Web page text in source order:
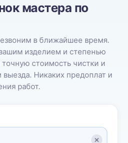
мастера по
в ближайшее время.
изделием и степенью
стоимость чистки и
Никаких предоплат и
работ.